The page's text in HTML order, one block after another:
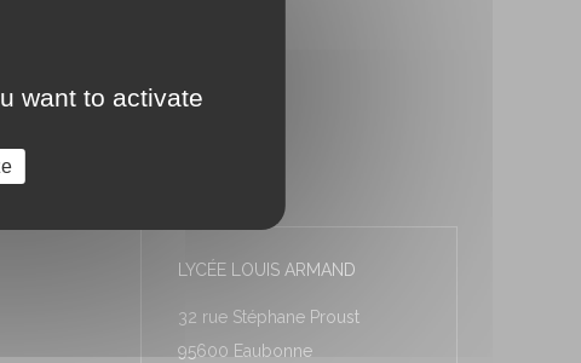
LYCÉE LOUIS ARMAND
32 rue Stéphane Proust
95600 Eaubonne
want to activate